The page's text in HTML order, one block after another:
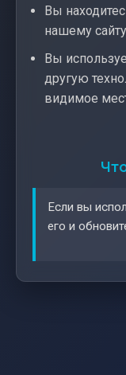
Вы
нашему
Вы
другую
видимое
Если вы
его и